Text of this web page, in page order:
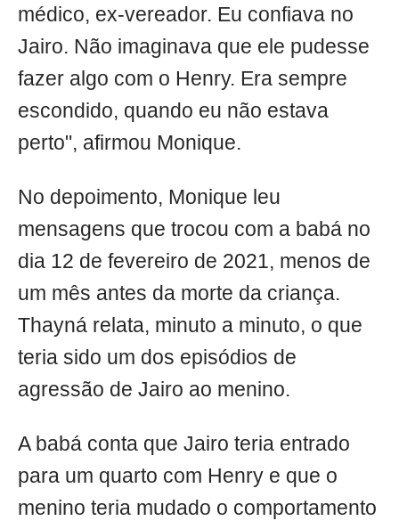
médico, ex-vereador. Eu confiava no
Jairo. Não imaginava que ele pudesse
fazer algo com o Henry. Era sempre
escondido, quando eu não estava
perto", afirmou Monique.
No depoimento, Monique leu
mensagens que trocou com a babá no
dia 12 de fevereiro de 2021, menos de
um mês antes da morte da criança.
Thayná relata, minuto a minuto, o que
teria sido um dos episódios de
agressão de Jairo ao menino.
A babá conta que Jairo teria entrado
para um quarto com Henry e que o
menino teria mudado o comportamento